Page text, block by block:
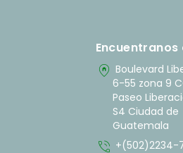
Encuentranos
home_pin Boulevard
6-55 zona 9
Paseo
S4 Ciudad de
Guatemala
phone_in_talk +(502)2234-